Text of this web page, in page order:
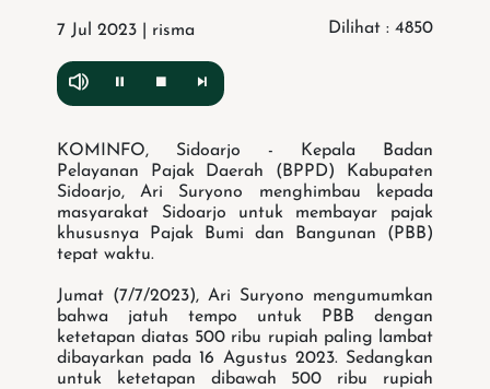
7 Jul 2023 | risma Dilihat : 4850
KOMINFO, Sidoarjo - Kepala Badan
Pelayanan Pajak Daerah (BPPD) Kabupaten
Sidoarjo, Ari Suryono menghimbau kepada
masyarakat Sidoarjo untuk membayar pajak
khususnya Pajak Bumi dan Bangunan (PBB)
tepat waktu.
Jumat (7/7/2023), Ari Suryono mengumumkan
bahwa jatuh tempo untuk PBB dengan
ketetapan diatas 500 ribu rupiah paling lambat
dibayarkan pada 16 Agustus 2023. Sedangkan
untuk ketetapan dibawah 500 ribu rupiah